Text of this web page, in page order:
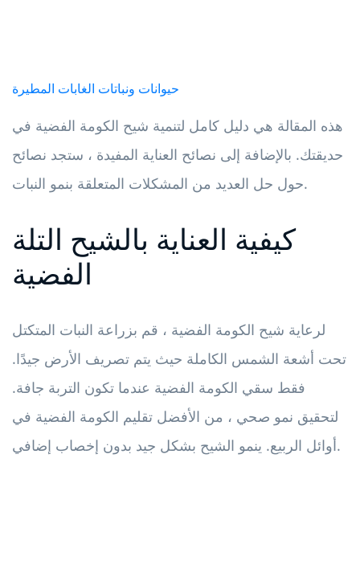
حيوانات ونباتات الغابات المطيرة
هذه المقالة هي دليل كامل لتنمية شيح الكومة الفضية في
حديقتك. بالإضافة إلى نصائح العناية المفيدة ، ستجد نصائح
حول حل العديد من المشكلات المتعلقة بنمو النبات.
كيفية العناية بالشيح التلة
الفضية
لرعاية شيح الكومة الفضية ، قم بزراعة النبات المتكتل
تحت أشعة الشمس الكاملة حيث يتم تصريف الأرض جيدًا.
فقط سقي الكومة الفضية عندما تكون التربة جافة.
لتحقيق نمو صحي ، من الأفضل تقليم الكومة الفضية في
أوائل الربيع. ينمو الشيح بشكل جيد بدون إخصاب إضافي.